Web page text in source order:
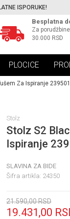
ISPORUKE!
Besplatna
Za
30.000 RSD
PLOCICE
Za Ispiranje
Stolz
Stolz S2
Ispiranje
SLAVINA ZA BIDE
Šifra artikla: 24350
21.590,00RSD
19.431,00